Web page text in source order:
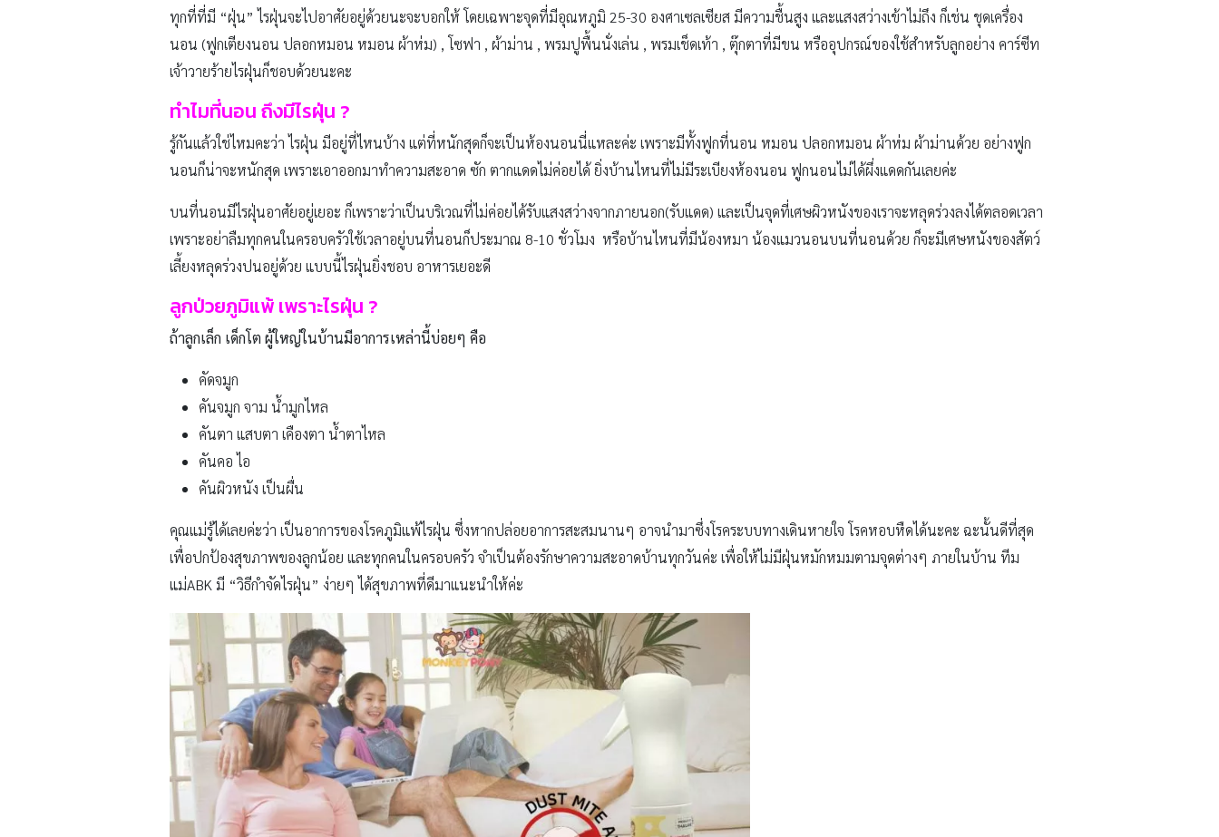
ทุกที่ที่มี “ฝุ่น” ไรฝุ่นจะไปอาศัยอยู่ด้วยนะจะบอกให้ โดยเฉพาะจุดที่มีอุณหภูมิ 25-30 องศาเซลเซียส มีความชื้นสูง และแสงสว่างเข้าไม่ถึง ก็เช่น ชุดเครื่อง
นอน (ฟูกเตียงนอน ปลอกหมอน หมอน ผ้าห่ม) , โซฟา , ผ้าม่าน , พรมปูพื้นนั่งเล่น , พรมเช็ดเท้า , ตุ๊กตาที่มีขน หรืออุปกรณ์ของใช้สำหรับลูกอย่าง คาร์ซีท
เจ้าวายร้ายไรฝุ่นก็ชอบด้วยนะคะ
ทำไมที่นอน ถึงมีไรฝุ่น ?
รู้กันแล้วใช่ไหมคะว่า ไรฝุ่น มีอยู่ที่ไหนบ้าง แต่ที่หนักสุดก็จะเป็นห้องนอนนี่แหละค่ะ เพราะมีทั้งฟูกที่นอน หมอน ปลอกหมอน ผ้าห่ม ผ้าม่านด้วย อย่างฟูก
นอนก็น่าจะหนักสุด เพราะเอาออกมาทำความสะอาด ซัก ตากแดดไม่ค่อยได้ ยิ่งบ้านไหนที่ไม่มีระเบียงห้องนอน ฟูกนอนไม่ได้ผึ่งแดดกันเลยค่ะ
บนที่นอนมีไรฝุ่นอาศัยอยู่เยอะ ก็เพราะว่าเป็นบริเวณที่ไม่ค่อยได้รับแสงสว่างจากภายนอก(รับแดด) และเป็นจุดที่เศษผิวหนังของเราจะหลุดร่วงลงได้ตลอดเวลา
เพราะอย่าลืมทุกคนในครอบครัวใช้เวลาอยู่บนที่นอนก็ประมาณ 8-10 ชั่วโมง หรือบ้านไหนที่มีน้องหมา น้องแมวนอนบนที่นอนด้วย ก็จะมีเศษหนังของสัตว์
เลี้ยงหลุดร่วงปนอยู่ด้วย แบบนี้ไรฝุ่นยิ่งชอบ อาหารเยอะดี
ลูกป่วยภูมิแพ้ เพราะไรฝุ่น ?
ถ้าลูกเล็ก เด็กโต ผู้ใหญ่ในบ้านมีอาการเหล่านี้บ่อยๆ คือ
คัดจมูก
คันจมูก จาม น้ำมูกไหล
คันตา แสบตา เคืองตา น้ำตาไหล
คันคอ ไอ
คันผิวหนัง เป็นผื่น
คุณแม่รู้ได้เลยค่ะว่า เป็นอาการของโรคภูมิแพ้ไรฝุ่น ซึ่งหากปล่อยอาการสะสมนานๆ อาจนำมาซึ่งโรคระบบทางเดินหายใจ โรคหอบหืดได้นะคะ ฉะนั้นดีที่สุด
เพื่อปกป้องสุขภาพของลูกน้อย และทุกคนในครอบครัว จำเป็นต้องรักษาความสะอาดบ้านทุกวันค่ะ เพื่อให้ไม่มีฝุ่นหมักหมมตามจุดต่างๆ ภายในบ้าน ทีม
แม่ABK มี “วิธีกำจัดไรฝุ่น” ง่ายๆ ได้สุขภาพที่ดีมาแนะนำให้ค่ะ